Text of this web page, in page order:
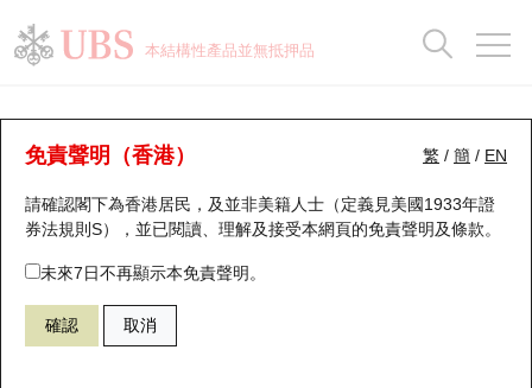
本結構性產品並無抵押品
繁 / 簡 / EN
免責聲明（香港）
請確認閣下為香港居民，及並非美籍人士（定義見美國1933年證
券法規則S），並已閱讀、理解及接受本網頁的免責聲明及條款。
未來7日不再顯示本免責聲明。
確認 取消
認股證分析儀
表現 街貨統計 比較
14552 瑞銀認購 2382 舜宇光學科技
瑞銀認股證一覽
新發行瑞銀認股證
即將到期認股證
認股證到期結算價查詢
街貨統計
比較
牛熊全景快搜
牛熊證搜尋
牛熊證街貨分佈圖
正股牛熊證列表
街貨統計
比較
十大升幅/跌幅
十大認股證成交分佈
十天股證佔大市成交
資金流
正股分析儀
二十大活躍股份
恒指成份股
國指成份股
持股比重
顯示所有持股比重
每月輪證大市專題
輪證專欄
講座及教育短片
認股證投資者教育